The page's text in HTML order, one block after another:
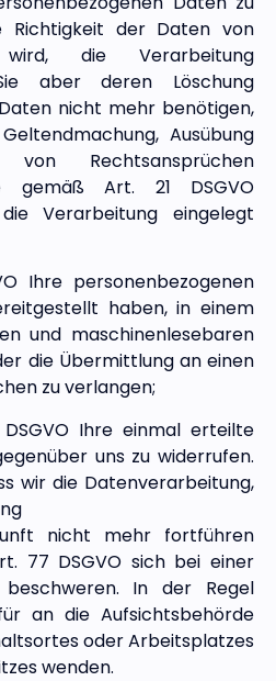
Richtigkeit der Daten von
die Verarbeitung
aber deren Löschung
nicht mehr benötigen,
Ausübung
Rechtsansprüchen
gemäß Art. 21 DSGVO
Verarbeitung eingelegt
Ihre personenbezogenen
haben, in einem
und maschinenlesebaren
die Übermittlung an einen
zu verlangen;
Ihre einmal erteilte
uns zu widerrufen.
wir die Datenverarbeitung,
nicht mehr fortführen
77 DSGVO sich bei einer
beschweren. In der Regel
an die Aufsichtsbehörde
oderArbeitsplatzes
wenden.